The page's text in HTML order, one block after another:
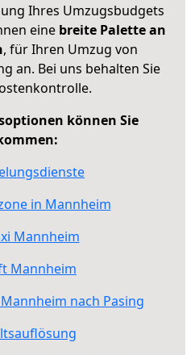
Ihres Umzugsbudgets
eine breite Palette an
, für Ihren Umzug von
an. Bei uns behalten Sie
können Sie
in Mannheim
Mannheim
Mannheim
nach Pasing